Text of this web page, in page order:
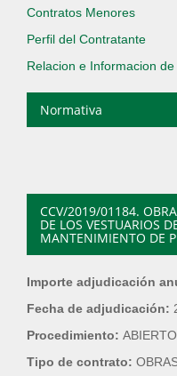
Contratos Menores
Perfil del Contratante
Relacion e Informacion
Normativa
CCV/2019/01184.
DE LOS VESTUARIOS
MANTENIMIENTO DE
Importe adjudicación
Fecha de adjudicación:
Procedimiento: ABIERTO
Tipo de contrato: